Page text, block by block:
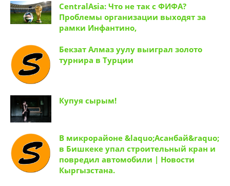
CentralAsia: Что не так с ФИФА?
Проблемы организации выходят за
рамки Инфантино,
Бекзат Алмаз уулу выиграл золото
турнира в Турции
Купуя сырым!
В микрорайоне &laquo;Асанбай&raquo;
в Бишкеке упал строительный кран и
повредил автомобили | Новости
Кыргызстана.